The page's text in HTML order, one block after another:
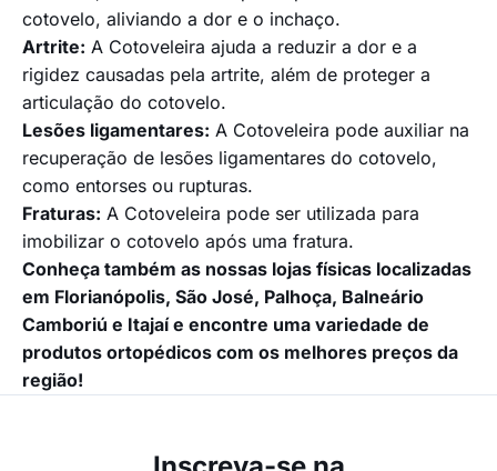
cotovelo, aliviando a dor e o inchaço.
Artrite: A Cotoveleira ajuda a reduzir a dor e a
rigidez causadas pela artrite, além de proteger a
articulação do cotovelo.
Lesões ligamentares: A Cotoveleira pode auxiliar na
recuperação de lesões ligamentares do cotovelo,
como entorses ou rupturas.
Fraturas: A Cotoveleira pode ser utilizada para
imobilizar o cotovelo após uma fratura.
Conheça também as nossas lojas físicas localizadas
em Florianópolis, São José, Palhoça, Balneário
Camboriú e Itajaí e encontre uma variedade de
produtos ortopédicos com os melhores preços da
região!